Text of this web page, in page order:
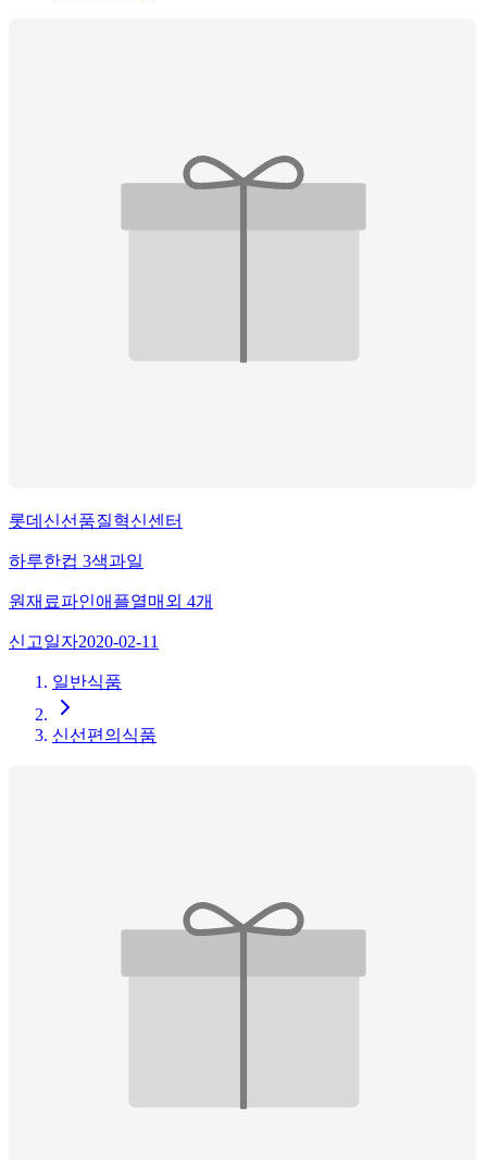
롯데신선품질혁신센터
하루한컵 3색과일
원재료파인애플열매 외 4개
신고일자2020-02-11
일반식품
신선편의식품